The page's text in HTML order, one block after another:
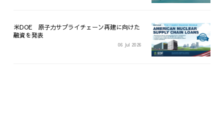
米DOE 原子力サプライチェーン再建に向けた
融資を発表
06 Jul 2026